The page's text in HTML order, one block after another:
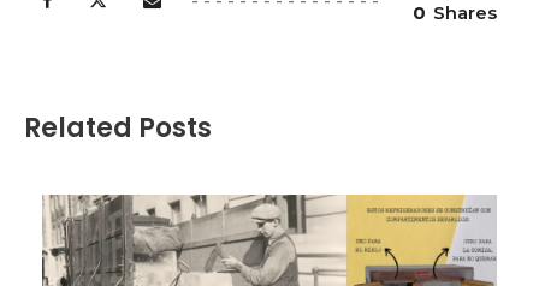
0 Shares
Related Posts